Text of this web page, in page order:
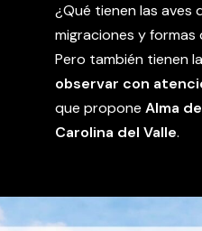
¿Qué tienen las aves
migraciones y
Pero también tienen
observar con
que propone Alma
Carolina del Valle.